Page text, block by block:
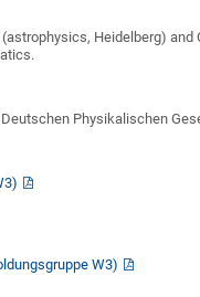
Heidelberg)
Physikalischen
W3)